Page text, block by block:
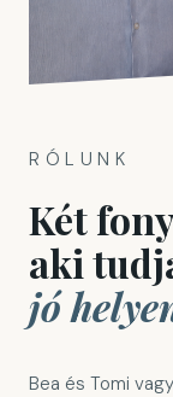
RÓLUNK
Két
aki
jó
Bea és Tomi